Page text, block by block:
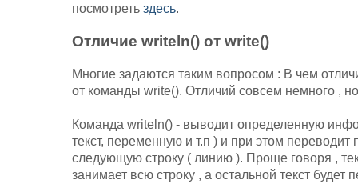
посмотреть здесь.
Отличие writeln() от write()
Многие задаются таким вопросом : В чем
от команды write(). Отличий совсем немного ,
Команда writeln() - выводит определенную
текст, переменную и т.п ) и при этом переводит
следующую строку ( линию ). Проще говоря ,
занимает всю строку , а остальной текст будет